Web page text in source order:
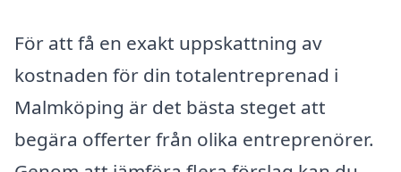
För att få en exakt uppskattning av
kostnaden för din totalentreprenad i
Malmköping är det bästa steget att
begära offerter från olika entreprenörer.